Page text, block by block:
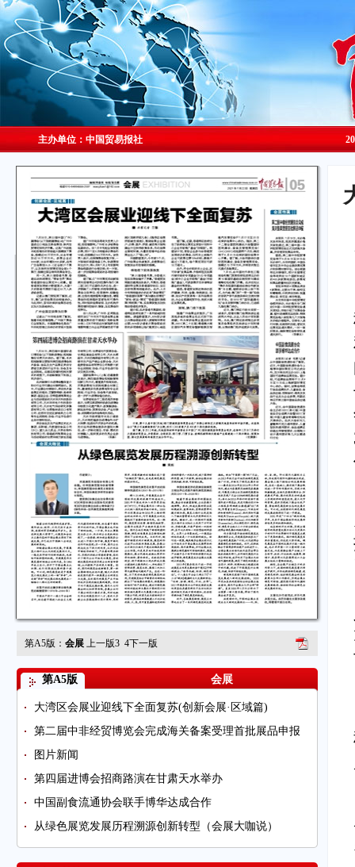
主办单位：中国贸易报社
第A5版： 会展 上一版3 4下一版
第A5版 会展
大湾区会展业迎线下全面复苏(创新会展·区域篇)
第二届中非经贸博览会完成海关备案受理首批展品申报
图片新闻
第四届进博会招商路演在甘肃天水举办
中国副食流通协会联手博华达成合作
从绿色展览发展历程溯源创新转型（会展大咖说）